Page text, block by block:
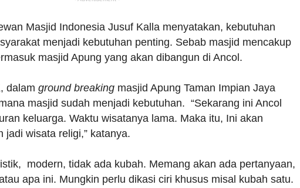
Masjid Indonesia Jusuf Kalla menyatakan, kebutuhan
menjadi kebutuhan penting. Sebab masjid mencakup
masjid Apung yang akan dibangun di Ancol.
dalam ground breaking masjid Apung Taman Impian Jaya
masjid sudah menjadi kebutuhan. “Sekarang ini Ancol
keluarga. Waktu wisatanya lama. Maka itu, Ini akan
jadi wisata religi,” katanya.
modern, tidak ada kubah. Memang akan ada pertanyaan,
apa ini. Mungkin perlu dikasi ciri khusus misal kubah satu.